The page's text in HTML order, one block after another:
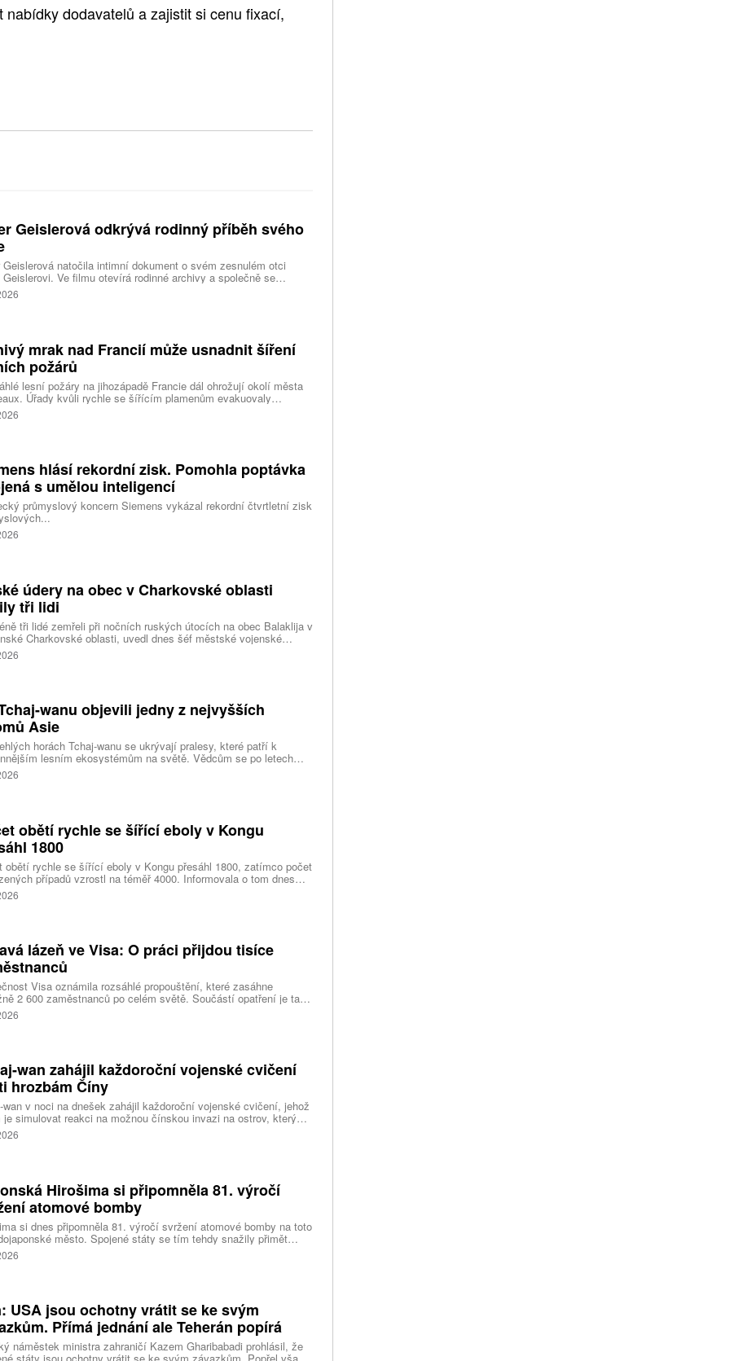
dodavatelů a zajistit si cenu fixací,
Geislerová odkrývá rodinný příběh svého
Geislerová natočila intimní dokument o svém zesnulém otci
Geislerovi. Ve filmu otevírá rodinné archivy a společně se
Aňou skládá portrét talentovaného muže, který měl v sobě
i temnější stránku.
mrak nad Francií může usnadnit šíření
požárů
lesní požáry na jihozápadě Francie dál ohrožují okolí města
Úřady kvůli rychle se šířícím plamenům evakuovaly
lidí a nevylučují ani další rozšiřování bezpečnostních
Hasiči zároveň čelí neobvyklému jevu, který podle nich
hlásí rekordní zisk. Pomohla poptávka
s umělou inteligencí
průmyslový koncern Siemens vykázal rekordní čtvrtletní zisk
údery na obec v Charkovské oblasti
tři lidi
tři lidé zemřeli při nočních ruských útocích na obec Balaklija v
Charkovské oblasti, uvedl dnes šéf městské vojenské
Vitalij Karabanov. Ukrajinské letectvo ráno oznámilo, že Rusko
útočilo na Ukrajinu čtyřmi střelami a 101 bezpilotními letouny,
wanu objevili jedny z nejvyšších
Asie
horách Tchaj-wanu se ukrývají pralesy, které patří k
lesním ekosystémům na světě. Vědcům se po letech
pátrání podařilo objevit jedli tchajwanskou vysokou 84,1
která je dnes považována za nejvyšší známý strom ve
obětí rychle se šířící eboly v Kongu
1800
obětí rychle se šířící eboly v Kongu přesáhl 1800, zatímco počet
případů vzrostl na téměř 4000. Informovala o tom dnes
Reuters s odkazem na konžské úřady.
lázeň ve Visa: O práci přijdou tisíce
Visa oznámila rozsáhlé propouštění, které zasáhne
2 600 zaměstnanců po celém světě. Součástí opatření je také
320 pracovních míst v kalifornském Foster City, kde firma
významné technologické centrum. Vyplývá to z dokumentů
wan zahájil každoroční vojenské cvičení
hrozbám Číny
wan v noci na dnešek zahájil každoroční vojenské cvičení, jehož
simulovat reakci na možnou čínskou invazi na ostrov, který
pokládá za součást svého území. Desetidenní manévry se
konat na různých místech po celém ostrově, informovala
Hirošima si připomněla 81. výročí
atomové bomby
si dnes připomněla 81. výročí svržení atomové bomby na toto
město. Spojené státy se tím tehdy snažily přimět
ke kapitulaci na konci druhé světové války. Starosta města
Macui při této příležitosti kritizoval světové velmoci za vedení
USA jsou ochotny vrátit se ke svým
Přímá jednání ale Teherán popírá
náměstek ministra zahraničí Kazem Gharibabadi prohlásil, že